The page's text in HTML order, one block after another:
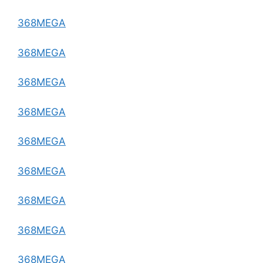
368MEGA
368MEGA
368MEGA
368MEGA
368MEGA
368MEGA
368MEGA
368MEGA
368MEGA